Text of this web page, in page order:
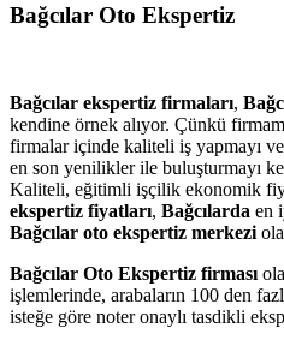
Bağcılar Oto Ekspertiz
Bağcılar ekspertiz firmaları,
kendine örnek alıyor. Çünkü
firmalar içinde kaliteli iş yapmayı
en son yenilikler ile buluşturmayı
Kaliteli, eğitimli işçilik ekonomik
ekspertiz fiyatları, Bağcılarda en
Bağcılar oto ekspertiz merkezi
Bağcılar Oto Ekspertiz firması
işlemlerinde, arabaların 100 den
isteğe göre noter onaylı tasdikli